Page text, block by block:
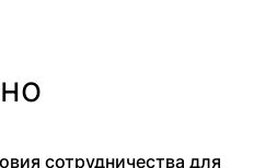
сотрудничества для